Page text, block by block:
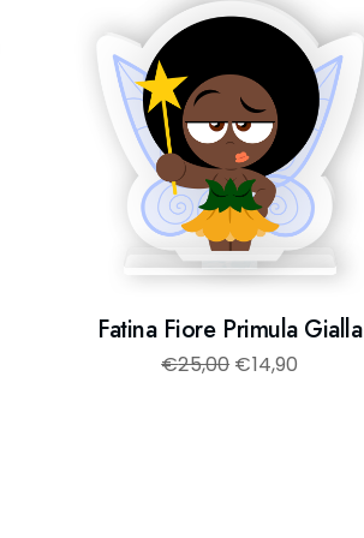
Fatina Fiore Primula Gialla
€25,00 €14,90